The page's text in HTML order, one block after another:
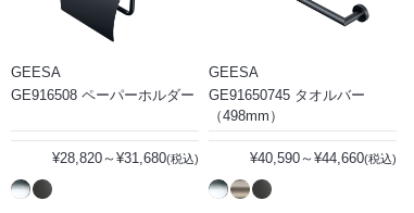
GEESA
GE916508 ペーパーホルダー
¥28,820～¥31,680(税込)
GEESA
GE91650745 タオルバー
（498mm）
¥40,590～¥44,660(税込)